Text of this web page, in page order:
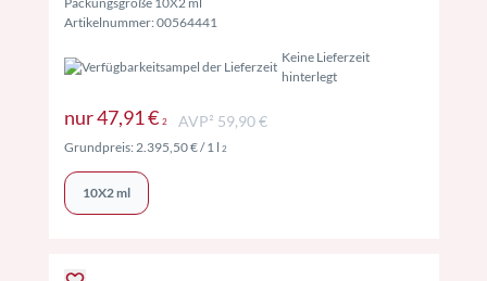
Artikelnummer: 00564441
Keine Lieferzeit
hinterlegt
nur47,91 € 2Preise inkl. MwSt. ggf. zzgl. Versand
AVP² 59,90 €
Grundpreis:2.395,50 €/ 1 l 2Preise inkl. MwSt. ggf. zzgl. Versand
10X2 ml